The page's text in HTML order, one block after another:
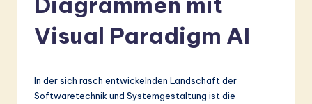
m
Visual Paradigm AI
In der sich rasch entwickelnden Landschaft der
Softwaretechnik und Systemgestaltung ist die